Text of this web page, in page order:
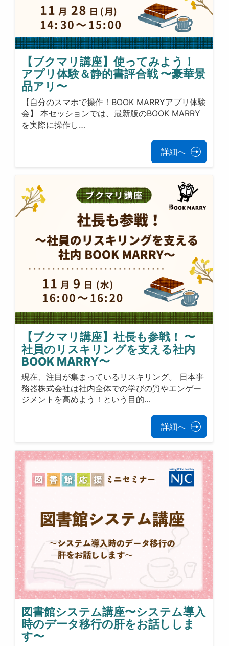
【ブクマリ講座】使ってみよう！
アプリ体験＆静的書評合戦 〜豪華景
品アリ〜
【自分のスマホで操作！BOOK MARRYアプリ体験
会】 本セッションでは、最新版のBOOK MARRY
を実際に操作し…
詳細へ
【ブクマリ講座】社長も参戦！ 〜
社員のリスキリングを支える社内
BOOK MARRY〜
現在、注目が集まっているリスキリング。 日本事
務器株式会社は社内全体での学びの質やエンゲー
ジメントを高めよう！という目的…
詳細へ
図書館システム講座〜システム導入
時のデータ移行の肝をお話ししま
す〜